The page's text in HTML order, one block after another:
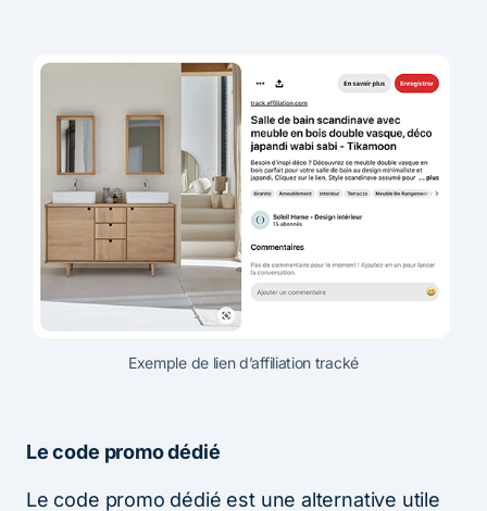
Exemple de lien d’affiliation tracké
Le code promo dédié
Le code promo dédié est une alternative utile